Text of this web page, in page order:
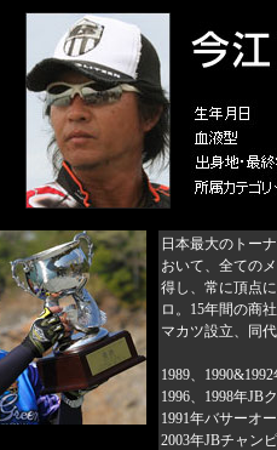
日本最大のトー
おいて、全ての
得し、常に頂点
ロ。15年間の商
マカツ設立、同
1989、
1996、1998年JB
1991年バサーオ
2003年JBチャ